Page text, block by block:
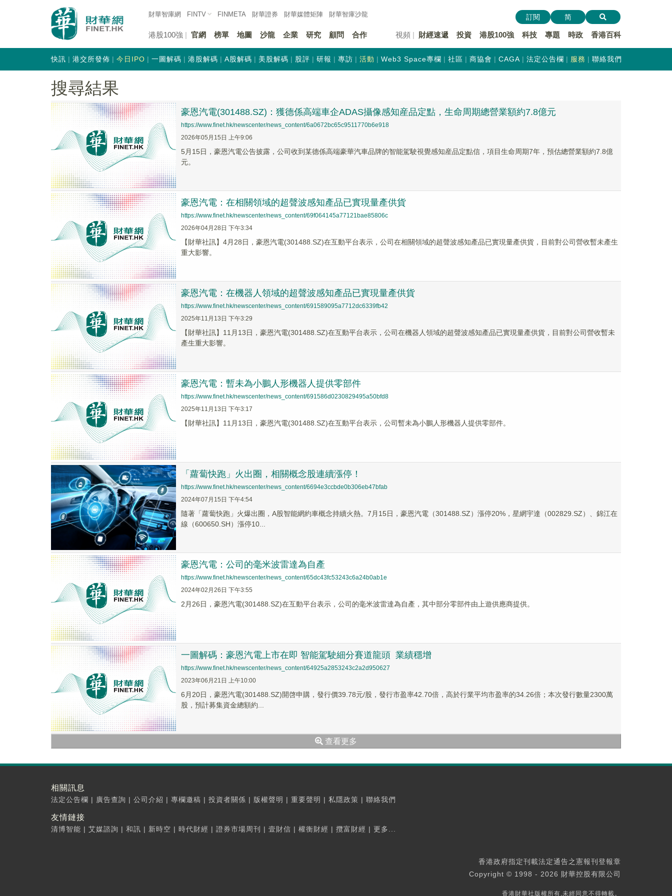
財華智庫網 FINTV FINMETA 財華證券 財華媒體矩陣 財華智庫沙龍
港股100強 官網 榜單 地圖 沙龍 企業 研究 顧問 合作 視頻 財經速遞 投資 港股100強 科技 專題 時政 香港百科
訂閱 简
快訊 港交所發佈 今日IPO 一圖解碼 港股解碼 A股解碼 美股解碼 股評 研報 專訪 活動 Web3 Space專欄 社區 商協會 CAGA 法定公告欄 服務 聯絡我們
搜尋結果
豪恩汽電(301488.SZ)：獲德係高端車企ADAS攝像感知産品定點，生命周期總營業額約7.8億元
https://www.finet.hk/newscenter/news_content/6a0672bc65c9511770b6e918
2026年05月15日 上午9:06
5月15日，豪恩汽電公告披露，公司收到某德係高端豪華汽車品牌的智能駕駛視覺感知産品定點信，項目生命周期7年，預估總營業額約7.8億
元。
豪恩汽電：在相關領域的超聲波感知產品已實現量產供貨
https://www.finet.hk/newscenter/news_content/69f064145a77121bae85806c
2026年04月28日 下午3:34
【財華社訊】4月28日，豪恩汽電(301488.SZ)在互動平台表示，公司在相關領域的超聲波感知產品已實現量產供貨，目前對公司營收暫未產生
重大影響。
豪恩汽電：在機器人領域的超聲波感知產品已實現量產供貨
https://www.finet.hk/newscenter/news_content/691589095a7712dc6339fb42
2025年11月13日 下午3:29
【財華社訊】11月13日，豪恩汽電(301488.SZ)在互動平台表示，公司在機器人領域的超聲波感知產品已實現量產供貨，目前對公司營收暫未
產生重大影響。
豪恩汽電：暫未為小鵬人形機器人提供零部件
https://www.finet.hk/newscenter/news_content/691586d0230829495a50bfd8
2025年11月13日 下午3:17
【財華社訊】11月13日，豪恩汽電(301488.SZ)在互動平台表示，公司暫未為小鵬人形機器人提供零部件。
「蘿蔔快跑」火出圈，相關概念股連續漲停！
https://www.finet.hk/newscenter/news_content/6694e3ccbde0b306eb47bfab
2024年07月15日 下午4:54
隨著「蘿蔔快跑」火爆出圈，A股智能網約車概念持續火熱。7月15日，豪恩汽電（301488.SZ）漲停20%，星網宇達（002829.SZ）、錦江在
線（600650.SH）漲停10...
豪恩汽電：公司的毫米波雷達為自產
https://www.finet.hk/newscenter/news_content/65dc43fc53243c6a24b0ab1e
2024年02月26日 下午3:55
2月26日，豪恩汽電(301488.SZ)在互動平台表示，公司的毫米波雷達為自產，其中部分零部件由上遊供應商提供。
一圖解碼：豪恩汽電上市在即 智能駕駛細分賽道龍頭 業績穩增
https://www.finet.hk/newscenter/news_content/64925a2853243c2a2d950627
2023年06月21日 上午10:00
6月20日，豪恩汽電(301488.SZ)開啓申購，發行價39.78元/股，發行市盈率42.70倍，高於行業平均市盈率的34.26倍；本次發行數量2300萬
股，預計募集資金總額約...
查看更多
相關訊息
法定公告欄 | 廣告查詢 | 公司介紹 | 專欄邀稿 | 投資者關係 | 版權聲明 | 重要聲明 | 私隱政策 | 聯絡我們
友情鏈接
清博智能 | 艾媒諮詢 | 和訊 | 新時空 | 時代財經 | 證券市場周刊 | 壹財信 | 權衡財經 | 攬富財經 | 更多...
香港政府指定刊載法定通告之憲報刊登報章
Copyright © 1998 - 2026 財華控股有限公司
香港財華社版權所有,未經同意不得轉載。